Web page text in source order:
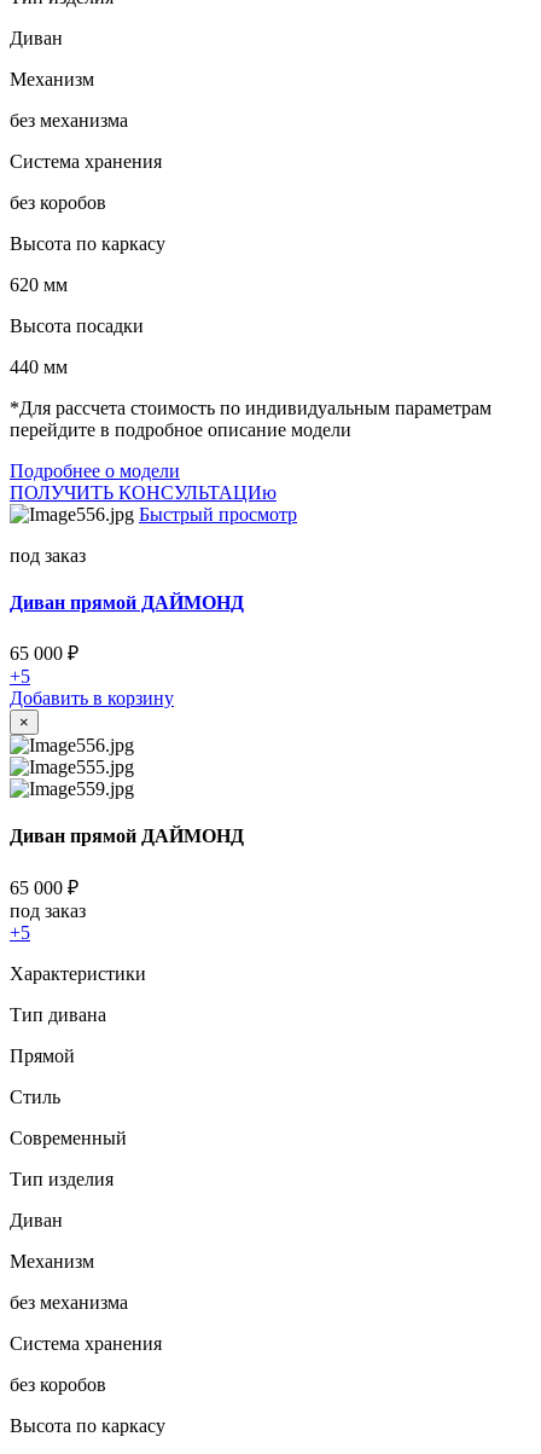
Диван
Механизм
без механизма
Система хранения
без коробов
Высота по каркасу
620 мм
Высота посадки
440 мм
*Для рассчета стоимость по индивидуальным параметрам
перейдите в подробное описание модели
Подробнее о модели
ПОЛУЧИТЬ КОНСУЛЬТАЦИю
Быстрый просмотр
под заказ
Диван прямой ДАЙМОНД
65 000 ₽
+5
Добавить в корзину
×
Диван прямой ДАЙМОНД
65 000 ₽
под заказ
+5
Характеристики
Тип дивана
Прямой
Стиль
Современный
Тип изделия
Диван
Механизм
без механизма
Система хранения
без коробов
Высота по каркасу